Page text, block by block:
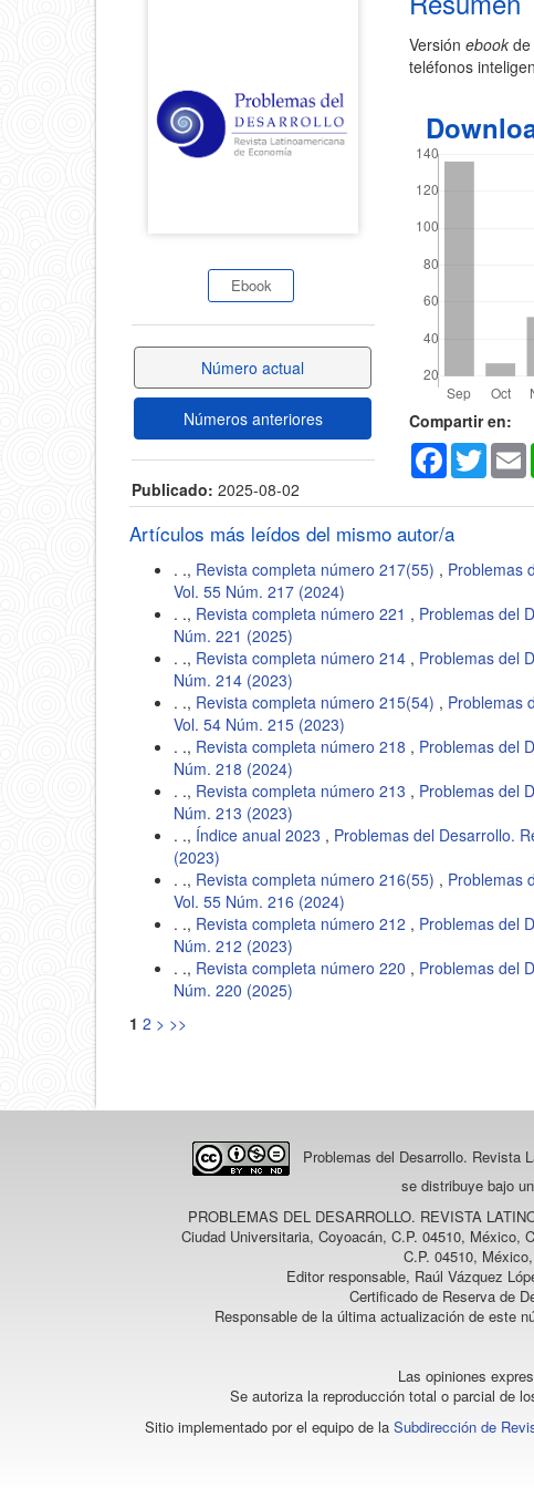
artículo
Ebook
Número actual
Números anteriores
Publicado: 2025-08-02
del
artículo
Versiónebook
teléfonos
Detalles
del
artículo
Compartir en:
Facebook
Twitter
Artículos más leídos del mismo autor/a
. ., Revista completa número 217(55) , Problemas
Vol. 55 Núm. 217 (2024)
. ., Revista completa número 221 , Problemas del
Núm. 221 (2025)
. ., Revista completa número 214 , Problemas del
Núm. 214 (2023)
. ., Revista completa número 215(54) , Problemas
Vol. 54 Núm. 215 (2023)
. ., Revista completa número 218 , Problemas del
Núm. 218 (2024)
. ., Revista completa número 213 , Problemas del
Núm. 213 (2023)
. ., Índice anual 2023 , Problemas del Desarrollo.
(2023)
. ., Revista completa número 216(55) , Problemas
Vol. 55 Núm. 216 (2024)
. ., Revista completa número 212 , Problemas del
Núm. 212 (2023)
. ., Revista completa número 220 , Problemas del
Núm. 220 (2025)
1 2 > >>
Problemas del Desarrollo. Revista
se distribuye bajo
PROBLEMAS DEL DESARROLLO. REVISTA
Ciudad Universitaria, Coyoacán, C.P. 04510,
C.P. 04510,
Editor responsable, Raúl Vázquez
Certificado de Reserva de
Responsable de la última actualización de este
Las opiniones
Se autoriza la reproducción total o parcial de
Sitio implementado por el equipo de la Subdirección de